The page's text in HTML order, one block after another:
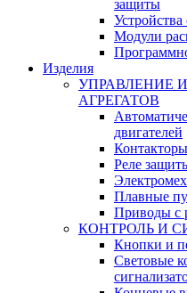
защиты
Устройства
Модули
Изделия
УПРАВЛЕНИЕ
АГРЕГАТОВ
двигателей
Контакторы
Реле
Плавные
Приводы с
КОНТРОЛЬ И
Кнопки и
Световые